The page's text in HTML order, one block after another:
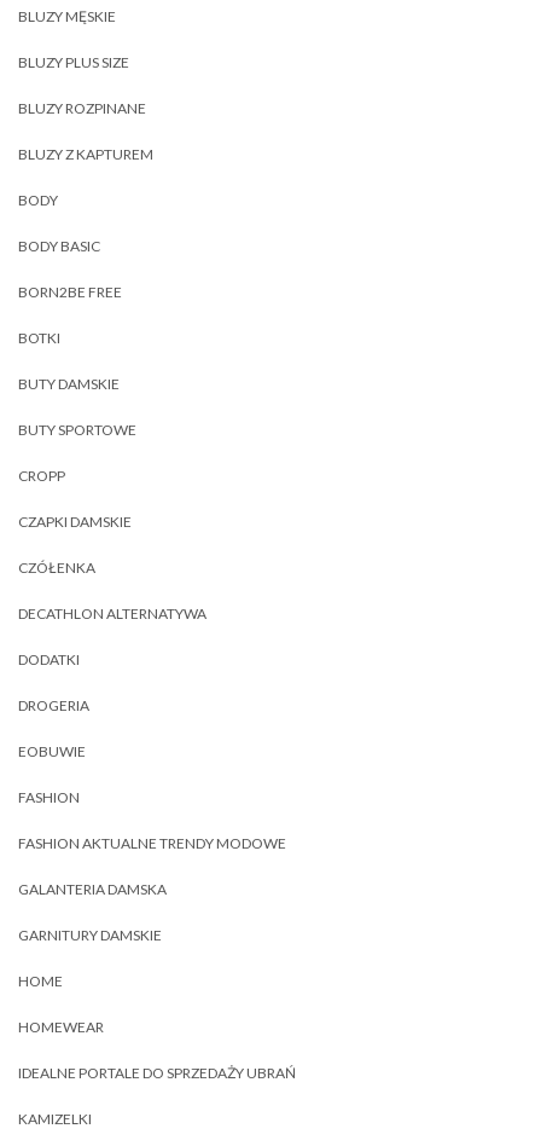
BLUZY MĘSKIE
BLUZY PLUS SIZE
BLUZY ROZPINANE
BLUZY Z KAPTUREM
BODY
BODY BASIC
BORN2BE FREE
BOTKI
BUTY DAMSKIE
BUTY SPORTOWE
CROPP
CZAPKI DAMSKIE
CZÓŁENKA
DECATHLON ALTERNATYWA
DODATKI
DROGERIA
EOBUWIE
FASHION
FASHION AKTUALNE TRENDY MODOWE
GALANTERIA DAMSKA
GARNITURY DAMSKIE
HOME
HOMEWEAR
IDEALNE PORTALE DO SPRZEDAŻY UBRAŃ
KAMIZELKI